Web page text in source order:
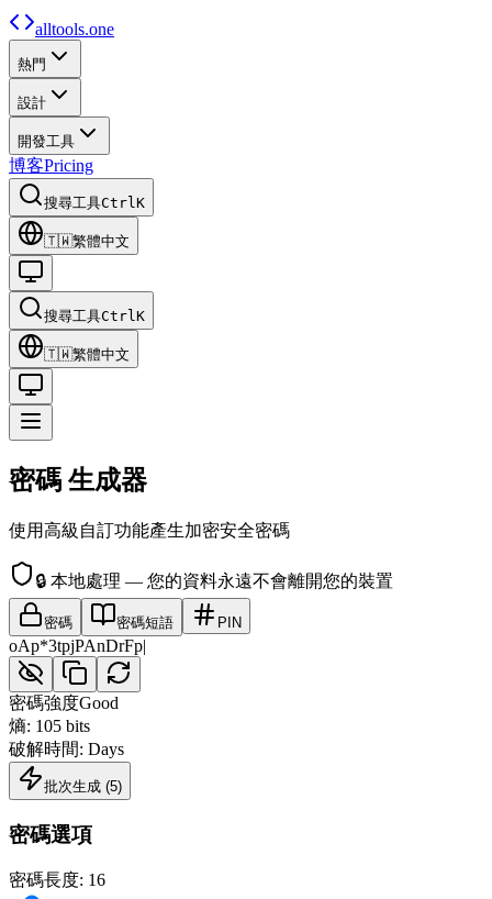
alltools.one
熱門
設計
開發工具
博客Pricing
搜尋工具CtrlK
🇹🇼繁體中文
搜尋工具CtrlK
🇹🇼繁體中文
密碼 生成器
使用高級自訂功能產生加密安全密碼
🔒 本地處理 — 您的資料永遠不會離開您的裝置
密碼 密碼短語 PIN
oAp*3tpjPAnDrFp|
密碼強度Good
熵: 105 bits
破解時間: Days
批次生成 (5)
密碼選項
密碼長度: 16